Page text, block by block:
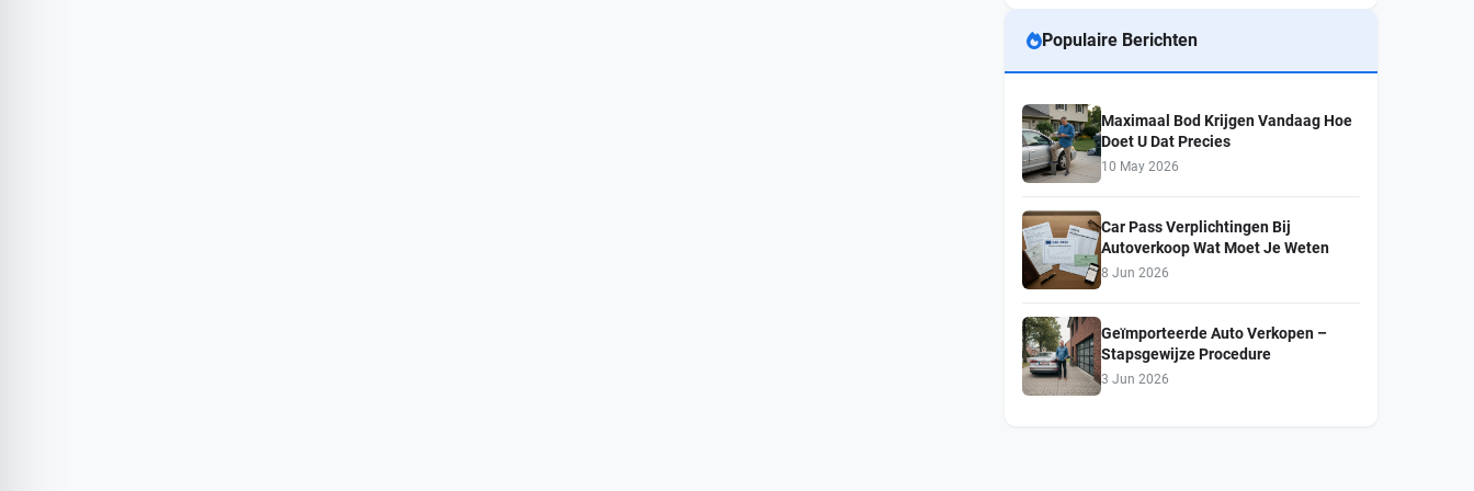
Populaire Berichten
Maximaal Bod Krijgen Vandaag Hoe
Doet U Dat Precies
10 May 2026
Car Pass Verplichtingen Bij
Autoverkoop Wat Moet Je Weten
8 Jun 2026
Geïmporteerde Auto Verkopen –
Stapsgewijze Procedure
3 Jun 2026